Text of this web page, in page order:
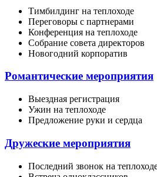
Тимбилдинг на теплоходе
Переговоры с партнерами
Конференция на теплоходе
Собрание совета директоров
Новогодний корпоратив
Романтические мероприятия
Выездная регистрация
Ужин на теплоходе
Предложение руки и сердца
Дружеские мероприятия
Последний звонок на